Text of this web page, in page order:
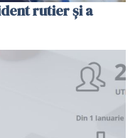
rutier și a